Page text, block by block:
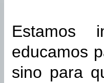
Estamos
educamos
sino para